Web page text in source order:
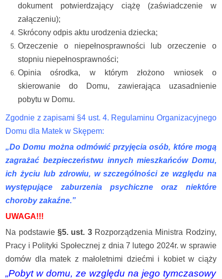
dokument potwierdzający ciążę (zaświadczenie w
załączeniu);
Skrócony odpis aktu urodzenia dziecka;
Orzeczenie o niepełnosprawności lub orzeczenie o
stopniu niepełnosprawności;
Opinia ośrodka, w którym złożono wniosek o
skierowanie do Domu, zawierająca uzasadnienie
pobytu w Domu.
Zgodnie z zapisami §4 ust. 4. Regulaminu Organizacyjnego
Domu dla Matek w Skępem:
„Do Domu można odmówić przyjęcia osób, które mogą
zagrażać bezpieczeństwu innych mieszkańców Domu,
ich życiu lub zdrowiu, w szczególności ze względu na
występujące zaburzenia psychiczne oraz niektóre
choroby zakaźne.”
UWAGA!!!
Na podstawie §5. ust. 3Rozporządzenia Ministra Rodziny,
Pracy i Polityki Społecznej z dnia 7 lutego 2024r. w sprawie
domów dla matek z małoletnimi dziećmi i kobiet w ciąży
„Pobyt w domu, ze względu na jego tymczasowy